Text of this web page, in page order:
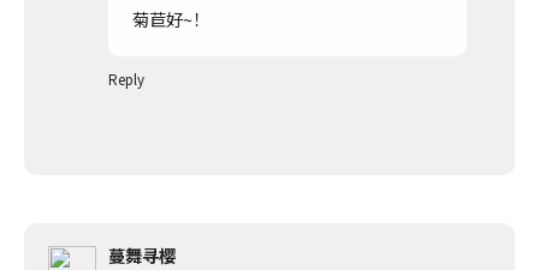
菊苣好~！
Reply
蔓舞寻樱